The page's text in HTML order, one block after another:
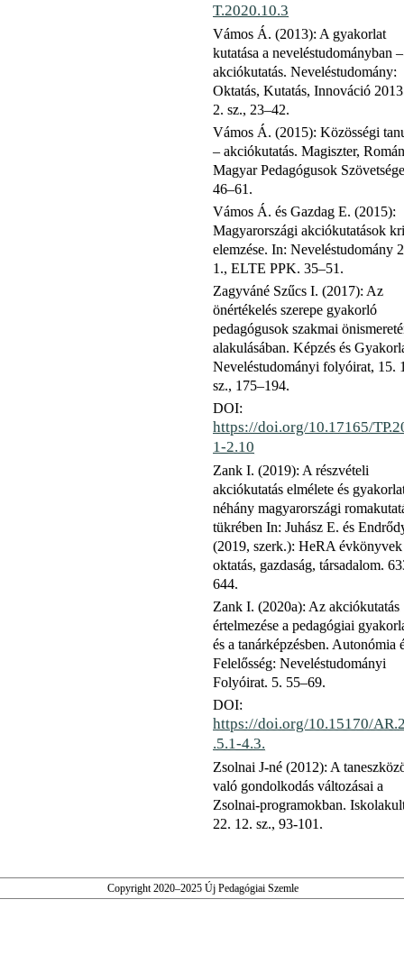
T.2020.10.3
Vámos Á. (2013): A gyakorlat
kutatása a neveléstudományban
akciókutatás. Neveléstudomány:
Oktatás, Kutatás, Innováció
2. sz., 23–42.
Vámos Á. (2015): Közösségi
– akciókutatás. Magiszter,
Magyar Pedagógusok
46–61.
Vámos Á. és Gazdag E. (2015):
Magyarországi akciókutatások
elemzése. In: Neveléstudomány
1., ELTE PPK. 35–51.
Zagyváné Szűcs I. (2017): Az
önértékelés szerepe gyakorló
pedagógusok szakmai
alakulásában. Képzés és
Neveléstudományi folyóirat, 15.
sz., 175–194.
DOI:
https://doi.org/10.17165/
1-2.10
Zank I. (2019): A részvételi
akciókutatás elmélete és
néhány magyarországi
tükrében In: Juhász E. és
(2019, szerk.): HeRA
oktatás, gazdaság, társadalom.
644.
Zank I. (2020a): Az akciókutatás
értelmezése a pedagógiai
és a tanárképzésben. Autonómia
Felelősség: Neveléstudományi
Folyóirat. 5. 55–69.
DOI:
https://doi.org/10.15170/
.5.1-4.3.
Zsolnai J-né (2012): A
való gondolkodás változásai a
Zsolnai-programokban.
22. 12. sz., 93-101.
Copyright 2020–2025 Új Pedagógiai Szemle